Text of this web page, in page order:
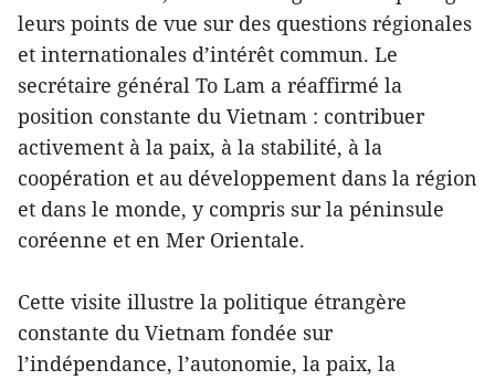
leurs points de vue sur des questions régionales
et internationales d’intérêt commun. Le
secrétaire général To Lam a réaffirmé la
position constante du Vietnam : contribuer
activement à la paix, à la stabilité, à la
coopération et au développement dans la région
et dans le monde, y compris sur la péninsule
coréenne et en Mer Orientale.
Cette visite illustre la politique étrangère
constante du Vietnam fondée sur
l’indépendance, l’autonomie, la paix, la